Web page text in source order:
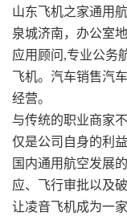
山东飞机之家通用
泉城济南，办公室
应用顾问,专业公务
飞机。汽车销售汽
经营。
与传统的职业商家
仅是公司自身的利
国内通用航空发展
应、飞行审批以及
让凌音飞机成为一